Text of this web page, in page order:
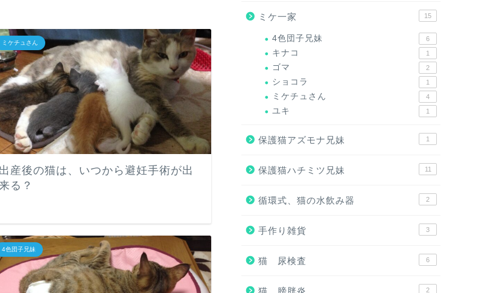
ミケチュさん
出産後の猫は、いつから避妊手術が出
る？
4色団子兄妹
ミケ一家 15
4色団子兄妹 6
キナコ 1
ゴマ 2
ショコラ 1
ミケチュさん 4
ユキ 1
保護猫アズモナ兄妹 1
保護猫ハチミツ兄妹 11
循環式、猫の水飲み器 2
手作り雑貨 3
猫 尿検査 6
猫 膀胱炎 2